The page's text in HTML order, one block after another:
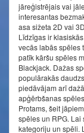
jāreģistrējais vai
interesantas
asa sižeta 2D vai
Līdzīgas ir
vecās labās spēles
patīk kāršu spēles
Blackjack. Dažas
populārakās
piedāvājam arī
apģērbšanas
Protams, šeit
spēles un RPG.
kategoriju un spēli.